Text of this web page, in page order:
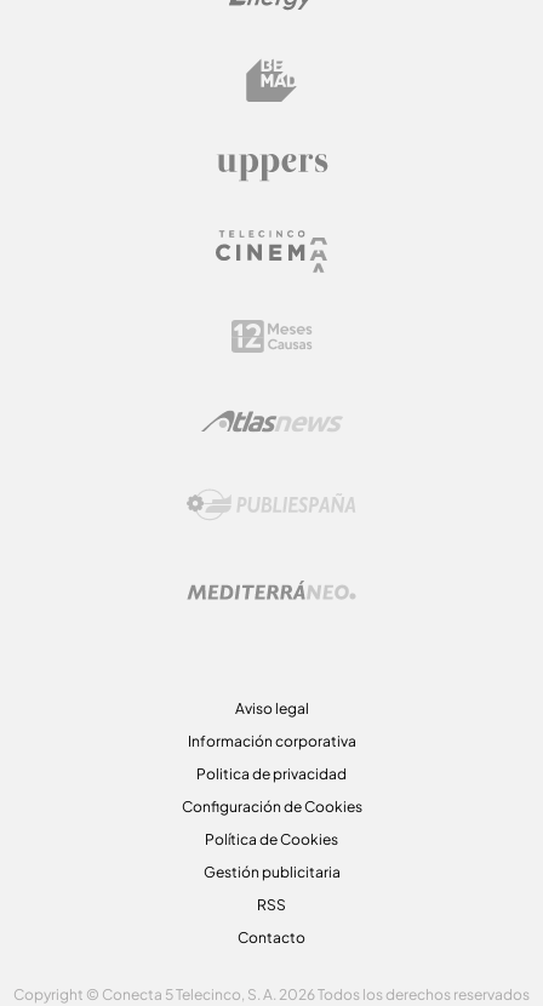
Aviso legal
Información corporativa
Politica de privacidad
Configuración de Cookies
Política de Cookies
Gestión publicitaria
RSS
Contacto
Copyright © Conecta 5 Telecinco, S. A. 2026 Todos los derechos reservados